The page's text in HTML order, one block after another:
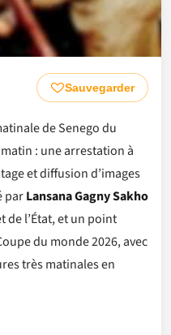
Sauvegarder
de Senego du
: une arrestation à
et diffusion d’images
parLansana Gagny Sakho
de l’État, et un point
du monde 2026, avec
très matinales en